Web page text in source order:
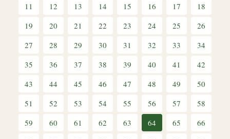
11
12 13 14 15 16 17
18
19
20 21 22 23 24 25
26
27
28 29 30 31 32 33
34
35
36 37 38 39 40 41
42
43
44 45 46 47 48 49
50
51
52 53 54 55 56 57
58
59
60 61 62 63 64 65
66